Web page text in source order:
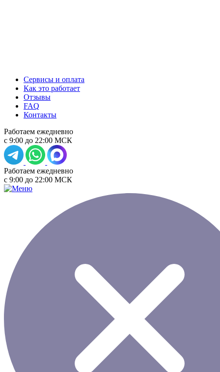
Сервисы и оплата
Как это работает
Отзывы
FAQ
Контакты
Работаем ежедневно
с 9:00 до 22:00 МСК
Работаем ежедневно
с 9:00 до 22:00 МСК